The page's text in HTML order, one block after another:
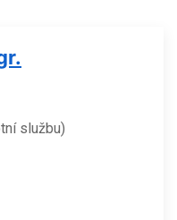
službu)